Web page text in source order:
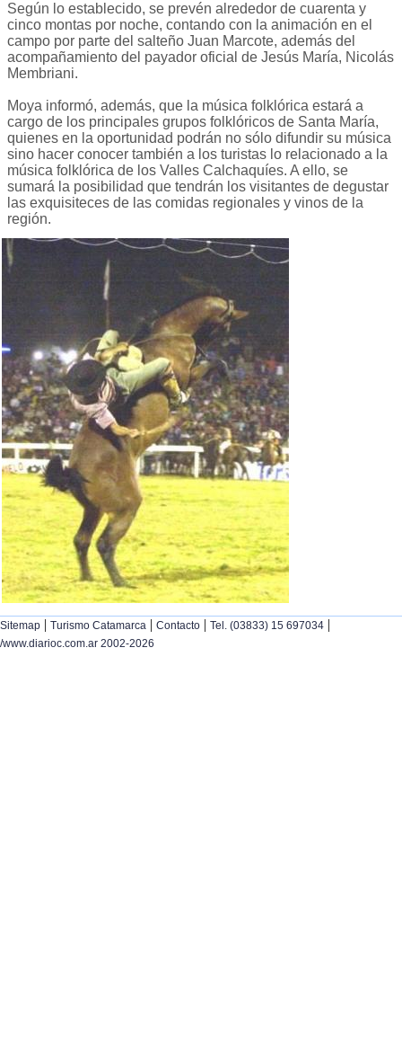
Según lo establecido, se prevén alrededor de cuarenta y
cinco montas por noche, contando con la animación en el
campo por parte del salteño Juan Marcote, además del
acompañamiento del payador oficial de Jesús María, Nicolás
Membriani.
Moya informó, además, que la música folklórica estará a
cargo de los principales grupos folklóricos de Santa María,
quienes en la oportunidad podrán no sólo difundir su música
sino hacer conocer también a los turistas lo relacionado a la
música folklórica de los Valles Calchaquíes. A ello, se
sumará la posibilidad que tendrán los visitantes de degustar
las exquisiteces de las comidas regionales y vinos de la
región.
Sitemap | Turismo Catamarca | Contacto | Tel. (03833) 15 697034 |
/www.diarioc.com.ar 2002-2026